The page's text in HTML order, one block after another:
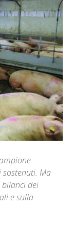
sostenuti. Ma
dei
e sulla